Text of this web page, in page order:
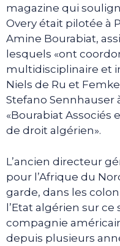
magazine qui
Overy était pilotée à
Amine Bourabiat,
lesquels «ont
multidisciplinaire et
Niels de Ru et
Stefano Sennhauser
«Bourabiat Associés
de droit algérien».
L’ancien directeur
pour l’Afrique du
garde, dans les
l’Etat algérien sur
compagnie
depuis plusieurs